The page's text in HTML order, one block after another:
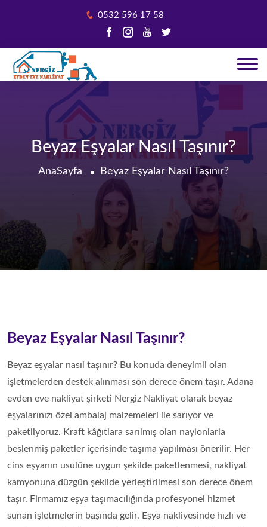
0532 596 17 58
Beyaz Eşyalar Nasıl Taşınır?
AnaSayfa Beyaz Eşyalar Nasıl Taşınır?
Beyaz Eşyalar Nasıl Taşınır?
Beyaz eşyalar nasıl taşınır? Bu konuda deneyimli olan
işletmelerden destek alınması son derece önem taşır. Adana
evden eve nakliyat şirketi Nergiz Nakliyat olarak beyaz
eşyalarınızı özel ambalaj malzemeleri ile sarıyor ve
paketliyoruz. Kraft kâğıtlara sarılmış olan naylonlarla
beslenmiş paketler içerisinde taşıma yapılması önerilir. Her
cins eşyanın usulüne uygun şekilde paketlenmesi, nakliyat
kamyonuna düzgün şekilde yerleştirilmesi son derece önem
taşır. Firmamız eşya taşımacılığında profesyonel hizmet
sunan işletmelerin başında gelir. Eşya nakliyesinde hızlı ve